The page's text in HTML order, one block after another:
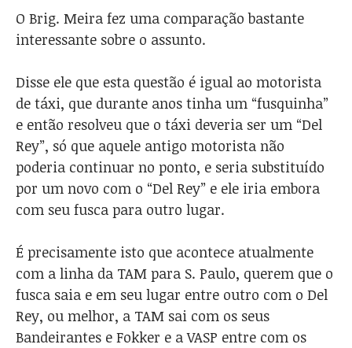
O Brig. Meira fez uma comparação bastante
interessante sobre o assunto.
Disse ele que esta questão é igual ao motorista
de táxi, que durante anos tinha um “fusquinha”
e então resolveu que o táxi deveria ser um “Del
Rey”, só que aquele antigo motorista não
poderia continuar no ponto, e seria substituído
por um novo com o “Del Rey” e ele iria embora
com seu fusca para outro lugar.
É precisamente isto que acontece atualmente
com a linha da TAM para S. Paulo, querem que o
fusca saia e em seu lugar entre outro com o Del
Rey, ou melhor, a TAM sai com os seus
Bandeirantes e Fokker e a VASP entre com os